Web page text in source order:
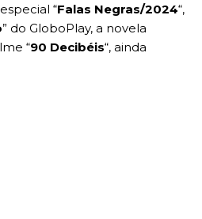
“Falas Negras/2024“,
” do GloboPlay, a novela
“90 Decibéis“, ainda